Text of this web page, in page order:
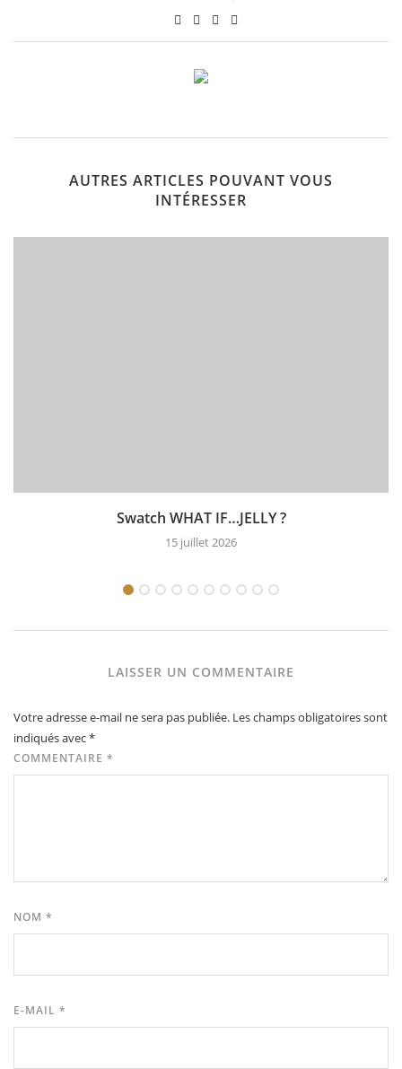
AUTRES ARTICLES POUVANT VOUS
INTÉRESSER
Swatch WHAT IF…JELLY ?
15 juillet 2026
LAISSER UN COMMENTAIRE
Votre adresse e-mail ne sera pas publiée. Les champs obligatoires sont
indiqués avec*
COMMENTAIRE *
NOM *
E-MAIL *